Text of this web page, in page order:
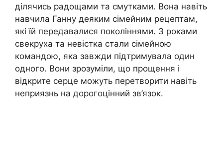
ділячись радощами та смутками. Вона навіть
навчила Ганну деяким сімейним рецептам,
які їй передавалися поколіннями. З роками
свекруха та невістка стали сімейною
командою, яка завжди підтримувала один
одного. Вони зрозуміли, що прощення і
відкрите серце можуть перетворити навіть
неприязнь на дорогоцінний зв’язок.